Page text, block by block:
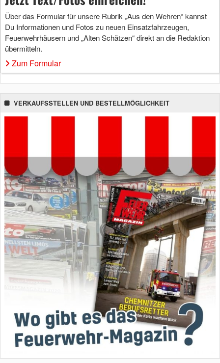
Über das Formular für unsere Rubrik „Aus den Wehren“ kannst
Du Informationen und Fotos zu neuen Einsatzfahrzeugen,
Feuerwehrhäusern und „Alten Schätzen“ direkt an die Redaktion
übermitteln.
Zum Formular
VERKAUFSSTELLEN UND BESTELLMÖGLICHKEIT